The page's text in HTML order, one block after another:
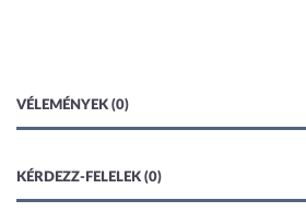
VÉLEMÉNYEK (0)
KÉRDEZZ-FELELEK (0)